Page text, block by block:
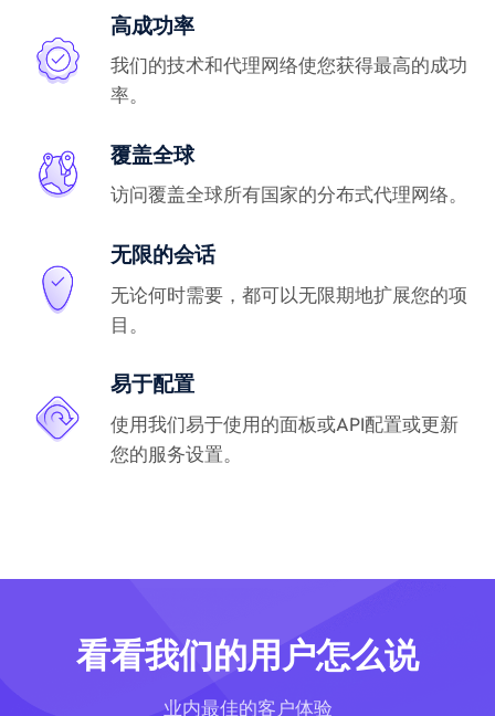
高成功率
我们的技术和代理网络使您获得最高的成功
率。
覆盖全球
访问覆盖全球所有国家的分布式代理网络。
无限的会话
无论何时需要，都可以无限期地扩展您的项
目。
易于配置
使用我们易于使用的面板或API配置或更新
您的服务设置。
看看我们的用户怎么说
业内最佳的客户体验